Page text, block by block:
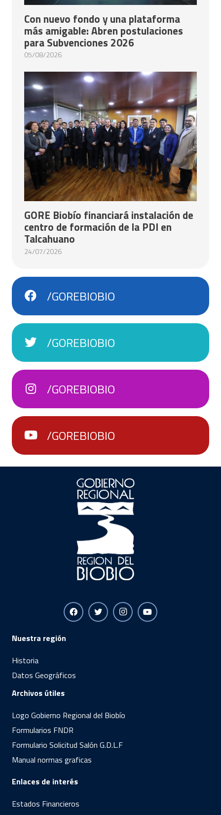
Con nuevo fondo y una plataforma
más amigable: Abren postulaciones
para Subvenciones 2026
05/08/2026
GORE Biobío financiará instalación de
centro de formación de la PDI en
Talcahuano
24/07/2026
/GOREBIOBIO
/GOREBIOBIO
/GOREBIOBIO
/GOREBIOBIO
Nuestra región
Historia
Datos Geográficos
Archivos útiles
Logo Gobierno Regional del Biobío
Formularios FNDR
Formulario Solicitud Salón G.D.L.F
Manual normas graficas
Enlaces de interés
Estados Financieros